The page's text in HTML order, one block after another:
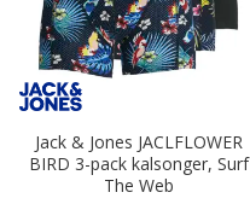
Jack & Jones JACLFLOWER
BIRD 3-pack kalsonger, Surf
The Web